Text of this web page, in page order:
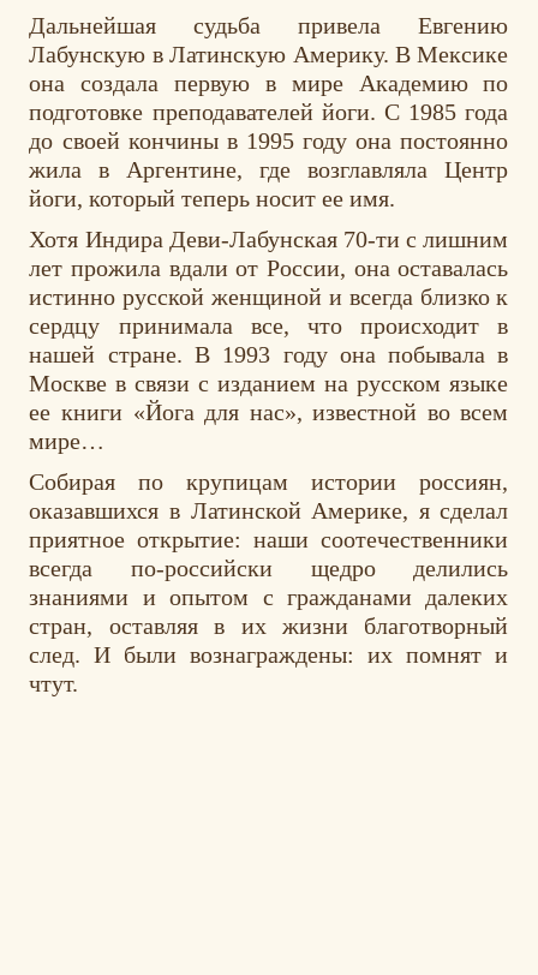
Дальнейшая судьба привела Евгению
Лабунскую в Латинскую Америку. В Мексике
она создала первую в мире Академию по
подготовке преподавателей йоги. С 1985 года
до своей кончины в 1995 году она постоянно
жила в Аргентине, где возглавляла Центр
йоги, который теперь носит ее имя.
Хотя Индира Деви-Лабунская 70-ти с лишним
лет прожила вдали от России, она оставалась
истинно русской женщиной и всегда близко к
сердцу принимала все, что происходит в
нашей стране. В 1993 году она побывала в
Москве в связи с изданием на русском языке
ее книги «Йога для нас», известной во всем
мире…
Собирая по крупицам истории россиян,
оказавшихся в Латинской Америке, я сделал
приятное открытие: наши соотечественники
всегда по-российски щедро делились
знаниями и опытом с гражданами далеких
стран, оставляя в их жизни благотворный
след. И были вознаграждены: их помнят и
чтут.